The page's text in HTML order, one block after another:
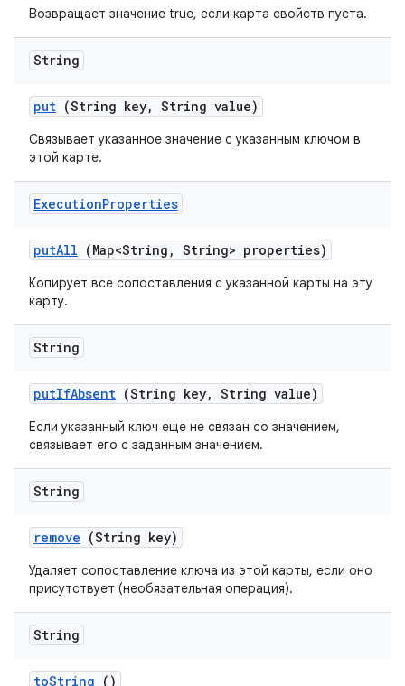
Возвращает значение true, если карта свойств пуста.
String
put (String key, String value)
Связывает указанное значение с указанным ключом в
этой карте.
ExecutionProperties
putAll (Map<String , String> properties)
Копирует все сопоставления с указанной карты на эту
карту.
String
putIfAbsent (String key, String value)
Если указанный ключ еще не связан со значением,
связывает его с заданным значением.
String
remove (String key)
Удаляет сопоставление ключа из этой карты, если оно
присутствует (необязательная операция).
String
toString ()